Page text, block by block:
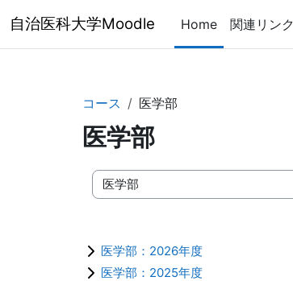
自治医科大学Moodle Home 関連リンク
コース 医学部
医学部
コースカテゴリ
医学部：2026年度
医学部：2025年度